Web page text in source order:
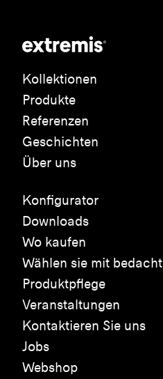
Kollektionen
Produkte
Referenzen
Geschichten
Über uns
Konfigurator
Downloads
Wo kaufen
Wählen sie mit bedacht
Produktpflege
Veranstaltungen
Kontaktieren Sie uns
Jobs
Webshop